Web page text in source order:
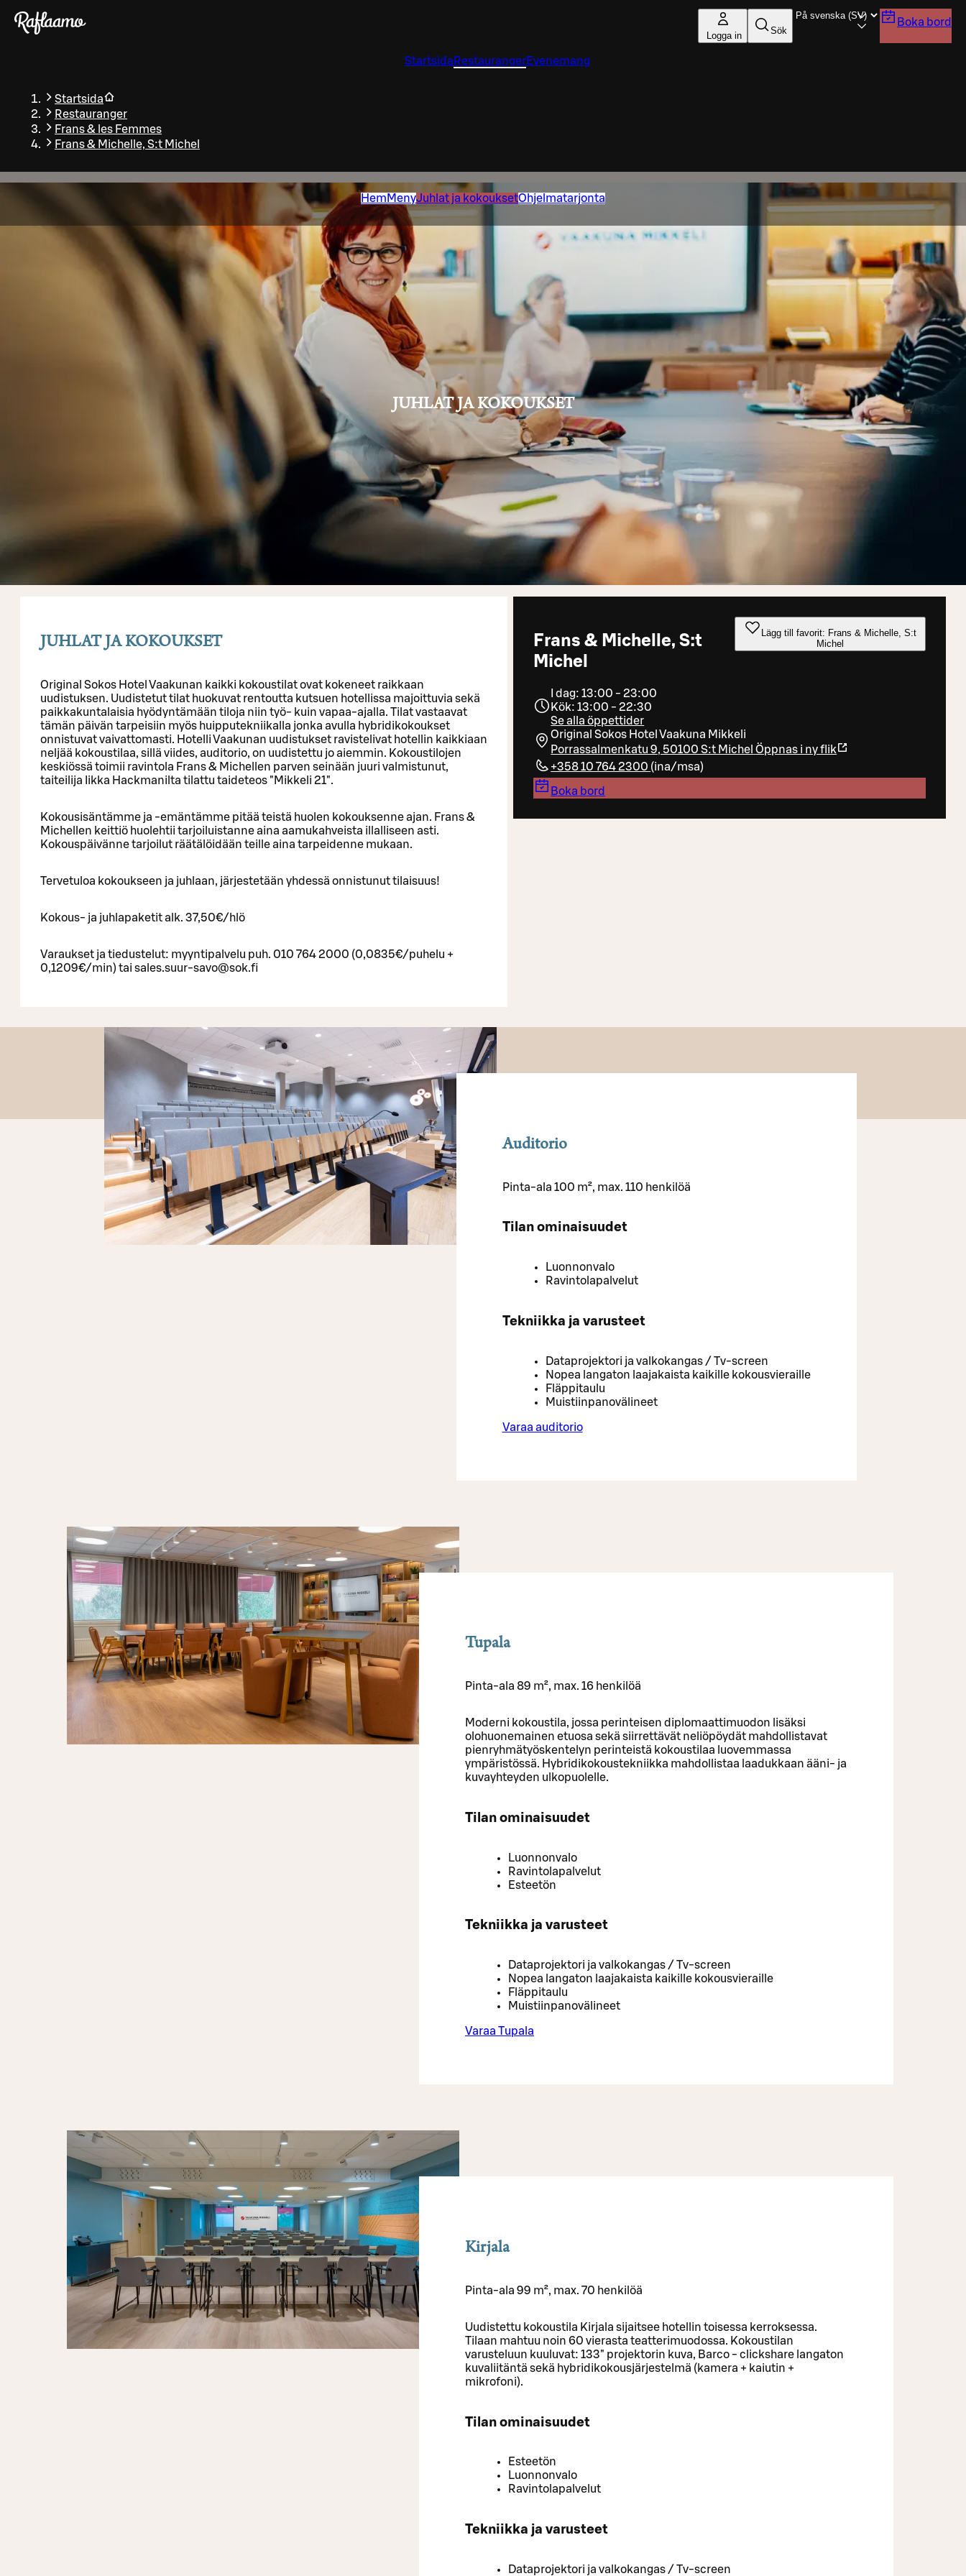
Gå till huvudinnehållet
Logga in Sök
Boka bord
Startsida RestaurangerEvenemang
Startsida
Restauranger
Frans & les Femmes
Frans & Michelle, S:t Michel
Hem MenyJuhlat ja kokouksetOhjelmatarjonta
JUHLAT JA KOKOUKSET
Frans & Michelle, S:t
Michel
Lägg till favorit: Frans & Michelle, S:t
Michel
I dag: 13:00 - 23:00
Kök: 13:00 - 22:30
Se alla öppettider
Original Sokos Hotel Vaakuna Mikkeli
Porrassalmenkatu 9, 50100 S:t Michel Öppnas i ny flik
+358 10 764 2300 (ina/msa)
Boka bord
JUHLAT JA KOKOUKSET
Original Sokos Hotel Vaakunan kaikki kokoustilat ovat kokeneet raikkaan
uudistuksen. Uudistetut tilat huokuvat rentoutta kutsuen hotellissa majoittuvia sekä
paikkakuntalaisia hyödyntämään tiloja niin työ- kuin vapaa-ajalla. Tilat vastaavat
tämän päivän tarpeisiin myös huipputekniikalla jonka avulla hybridikokoukset
onnistuvat vaivattomasti. Hotelli Vaakunan uudistukset ravistelivat hotellin kaikkiaan
neljää kokoustilaa, sillä viides, auditorio, on uudistettu jo aiemmin. Kokoustilojen
keskiössä toimii ravintola Frans & Michellen parven seinään juuri valmistunut,
taiteilija Iikka Hackmanilta tilattu taideteos "Mikkeli 21".
Kokousisäntämme ja -emäntämme pitää teistä huolen kokouksenne ajan. Frans &
Michellen keittiö huolehtii tarjoiluistanne aina aamukahveista illalliseen asti.
Kokouspäivänne tarjoilut räätälöidään teille aina tarpeidenne mukaan.
Tervetuloa kokoukseen ja juhlaan, järjestetään yhdessä onnistunut tilaisuus!
Kokous- ja juhlapaketit alk. 37,50€/hlö
Varaukset ja tiedustelut: myyntipalvelu puh. 010 764 2000 (0,0835€/puhelu +
0,1209€/min) tai sales.suur-savo@sok.fi
Auditorio
Pinta-ala 100 m², max. 110 henkilöä
Tilan ominaisuudet
Luonnonvalo
Ravintolapalvelut
Tekniikka ja varusteet
Dataprojektori ja valkokangas / Tv-screen
Nopea langaton laajakaista kaikille kokousvieraille
Fläppitaulu
Muistiinpanovälineet
Varaa auditorio
Tupala
Pinta-ala 89 m², max. 16 henkilöä
Moderni kokoustila, jossa perinteisen diplomaattimuodon lisäksi
olohuonemainen etuosa sekä siirrettävät neliöpöydät mahdollistavat
pienryhmätyöskentelyn perinteistä kokoustilaa luovemmassa
ympäristössä. Hybridikokoustekniikka mahdollistaa laadukkaan ääni- ja
kuvayhteyden ulkopuolelle.
Tilan ominaisuudet
Luonnonvalo
Ravintolapalvelut
Esteetön
Tekniikka ja varusteet
Dataprojektori ja valkokangas / Tv-screen
Nopea langaton laajakaista kaikille kokousvieraille
Fläppitaulu
Muistiinpanovälineet
Varaa Tupala
Kirjala
Pinta-ala 99 m², max. 70 henkilöä
Uudistettu kokoustila Kirjala sijaitsee hotellin toisessa kerroksessa.
Tilaan mahtuu noin 60 vierasta teatterimuodossa. Kokoustilan
varusteluun kuuluvat: 133" projektorin kuva, Barco - clickshare langaton
kuvaliitäntä sekä hybridikokousjärjestelmä (kamera + kaiutin +
mikrofoni).
Tilan ominaisuudet
Esteetön
Luonnonvalo
Ravintolapalvelut
Tekniikka ja varusteet
Dataprojektori ja valkokangas / Tv-screen